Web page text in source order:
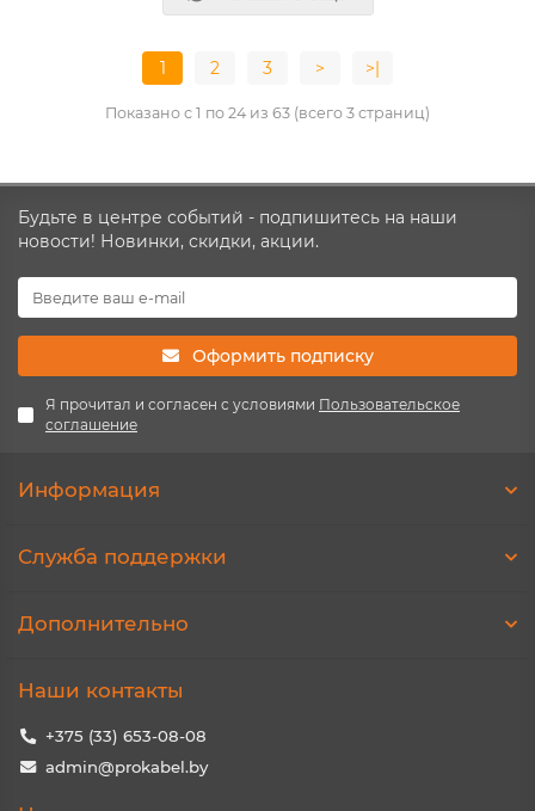
1 2 3 > >|
Показано с 1 по 24 из 63 (всего 3 страниц)
Будьте в центре событий - подпишитесь на наши
новости! Новинки, скидки, акции.
Оформить подписку
Я прочитал и согласен с условиями Пользовательское
соглашение
Информация
Служба поддержки
Дополнительно
Наши контакты
+375 (33) 653-08-08
admin@prokabel.by